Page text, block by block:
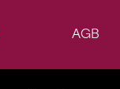
AGB